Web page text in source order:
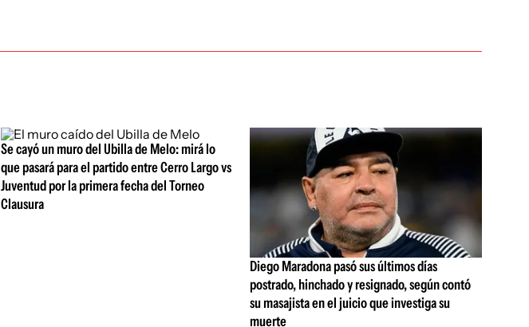
Se cayó un muro del Ubilla de Melo: mirá lo
que pasará para el partido entre Cerro Largo vs
Juventud por la primera fecha del Torneo
Clausura
Diego Maradona pasó sus últimos días
postrado, hinchado y resignado, según contó
su masajista en el juicio que investiga su
muerte